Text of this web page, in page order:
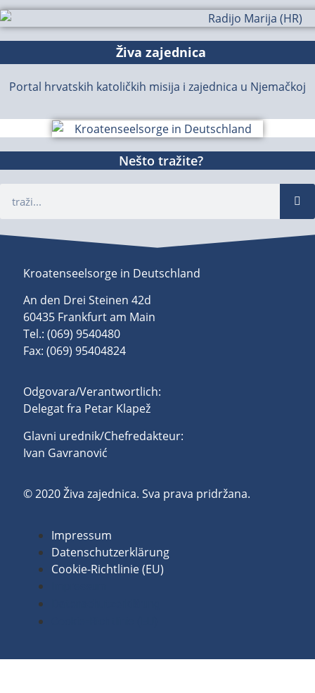
Živa zajednica
Portal hrvatskih katoličkih misija i zajednica u Njemačkoj
Nešto tražite?
Kroatenseelsorge in Deutschland
An den Drei Steinen 42d
60435 Frankfurt am Main
Tel.: (069) 9540480
Fax: (069) 95404824
Odgovara/Verantwortlich:
Delegat fra Petar Klapež
Glavni urednik/Chefredakteur:
Ivan Gavranović
© 2020 Živa zajednica. Sva prava pridržana.
Impressum
Datenschutzerklärung
Cookie-Richtlinie (EU)